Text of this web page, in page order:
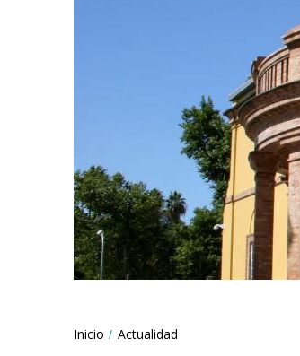
Breadcrumbs
You
Inicio Actualidad